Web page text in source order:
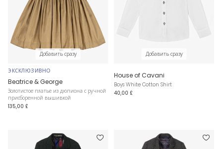
Добавить сразу
ЭКСКЛЮЗИВНО
Beatrice & George
Золотистое платье из дюпиона с ручной
присборенной вышивкой
135,00 £
Добавить сразу
House of Cavani
Boys White Cotton Shirt
40,00 £